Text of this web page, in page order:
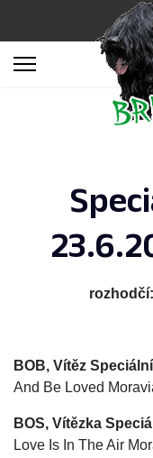
BOB, Vítěz
And Be Loved
BOS, Vítězka
Love Is In The Air